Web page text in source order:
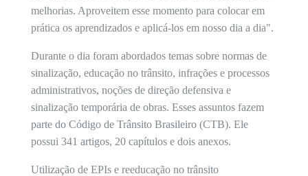
melhorias. Aproveitem esse momento para colocar em
prática os aprendizados e aplicá-los em nosso dia a dia".
Durante o dia foram abordados temas sobre normas de
sinalização, educação no trânsito, infrações e processos
administrativos, noções de direção defensiva e
sinalização temporária de obras. Esses assuntos fazem
parte do Código de Trânsito Brasileiro (CTB). Ele
possui 341 artigos, 20 capítulos e dois anexos.
Utilização de EPIs e reeducação no trânsito